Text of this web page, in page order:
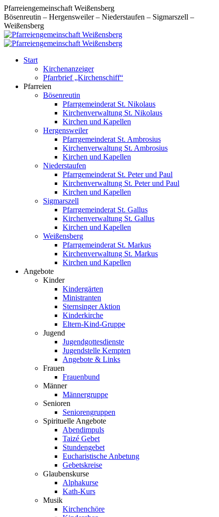
Zum
Inhalt
springen
Pfarreiengemeinschaft Weißensberg
Bösenreutin – Hergensweiler – Niederstaufen – Sigmarszell –
Weißensberg
Start
Kirchenanzeiger
Pfarrbrief „Kirchenschiff“
Pfarreien
Bösenreutin
Pfarrgemeinderat St. Nikolaus
Kirchenverwaltung St. Nikolaus
Kirchen und Kapellen
Hergensweiler
Pfarrgemeinderat St. Ambrosius
Kirchenverwaltung St. Ambrosius
Kirchen und Kapellen
Niederstaufen
Pfarrgemeinderat St. Peter und Paul
Kirchenverwaltung St. Peter und Paul
Kirchen und Kapellen
Sigmarszell
Pfarrgemeinderat St. Gallus
Kirchenverwaltung St. Gallus
Kirchen und Kapellen
Weißensberg
Pfarrgemeinderat St. Markus
Kirchenverwaltung St. Markus
Kirchen und Kapellen
Angebote
Kinder
Kindergärten
Ministranten
Sternsinger Aktion
Kinderkirche
Eltern-Kind-Gruppe
Jugend
Jugendgottesdienste
Jugendstelle Kempten
Angebote & Links
Frauen
Frauenbund
Männer
Männergruppe
Senioren
Seniorengruppen
Spirituelle Angebote
Abendimpuls
Taizé Gebet
Stundengebet
Eucharistische Anbetung
Gebetskreise
Glaubenskurse
Alphakurse
Kath-Kurs
Musik
Kirchenchöre